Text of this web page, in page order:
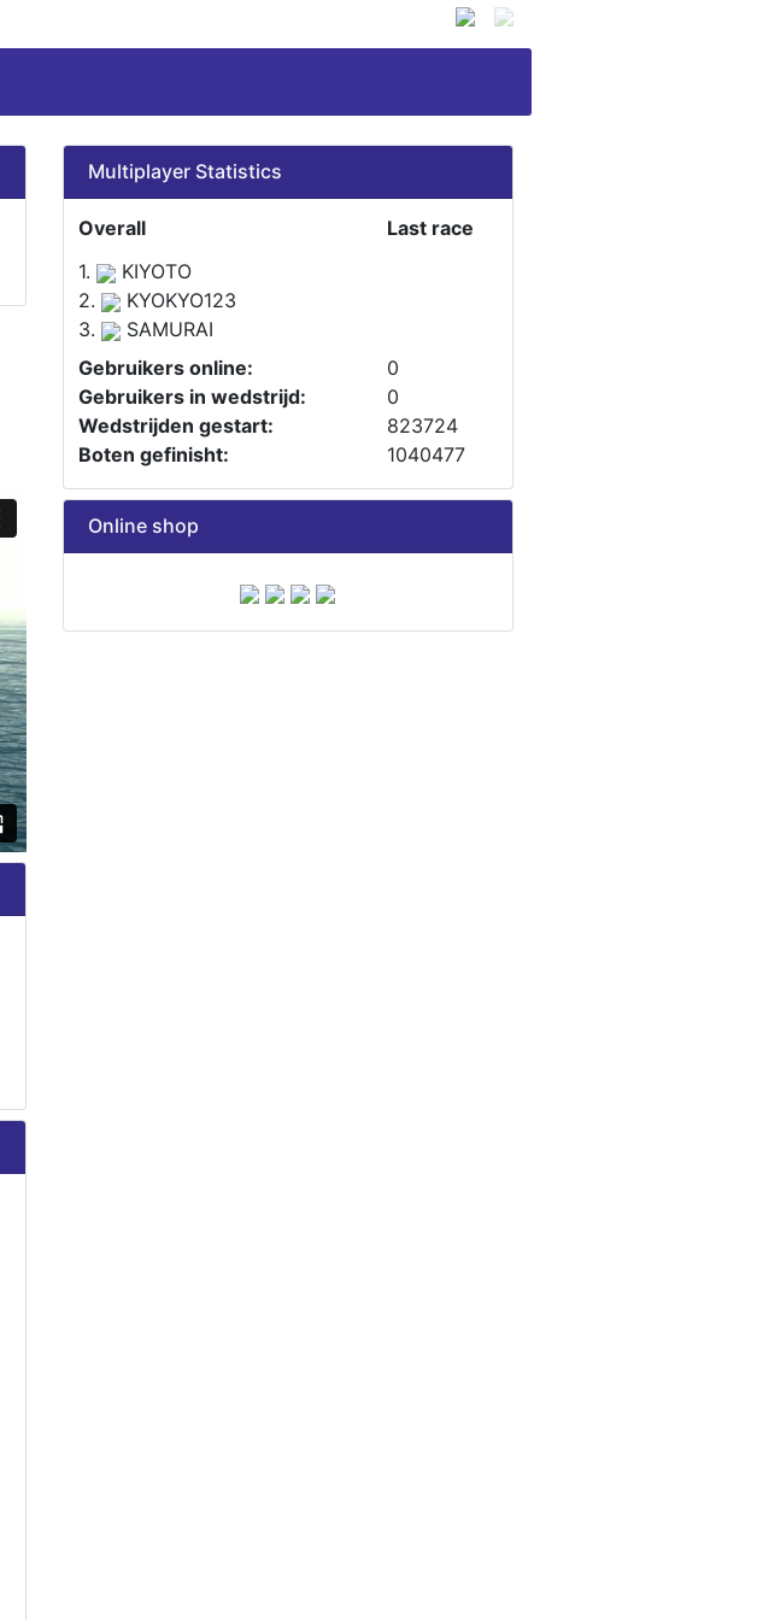
Multiplayer Statistics
Overall
Last race
1.
KIYOTO
2.
KYOKYO123
3.
SAMURAI
Gebruikers online:
0
Gebruikers in wedstrijd:
0
Wedstrijden gestart:
823724
Boten gefinisht:
1040477
Online shop